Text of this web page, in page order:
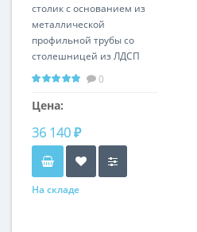
столик с основанием из
металлической
профильной трубы со
столешницей из ЛДСП
BN099 диаметр 40 см,
высота 60 см
0
Цена:
36 140 ₽
На складе